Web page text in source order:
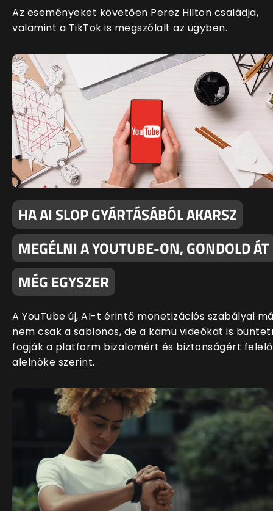
Az eseményeket követően Perez Hilton családja,
valamint a TikTok is megszólalt az ügyben.
HA AI SLOP GYÁRTÁSÁBÓL AKARSZ
MEGÉLNI A YOUTUBE-ON, GONDOLD ÁT
MÉG EGYSZER
A YouTube új, AI-t érintő monetizációs szabályai
nem csak a sablonos, de a kamu videókat is
fogják a platform bizalomért és biztonságért
alelnöke szerint.